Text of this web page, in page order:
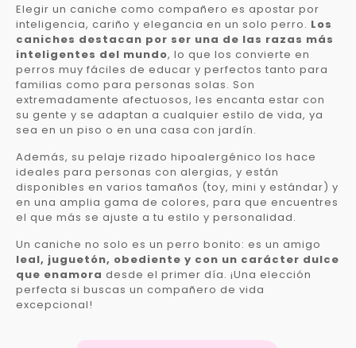
Elegir un caniche como compañero es apostar por
inteligencia, cariño y elegancia en un solo perro. Los
caniches destacan por ser una de las razas más
inteligentes del mundo, lo que los convierte en
perros muy fáciles de educar y perfectos tanto para
familias como para personas solas. Son
extremadamente afectuosos, les encanta estar con
su gente y se adaptan a cualquier estilo de vida, ya
sea en un piso o en una casa con jardín.
Además, su pelaje rizado hipoalergénico los hace
ideales para personas con alergias, y están
disponibles en varios tamaños (toy, mini y estándar) y
en una amplia gama de colores, para que encuentres
el que más se ajuste a tu estilo y personalidad.
Un caniche no solo es un perro bonito: es un amigo
leal, juguetón, obediente y con un carácter dulce
que enamora desde el primer día. ¡Una elección
perfecta si buscas un compañero de vida
excepcional!